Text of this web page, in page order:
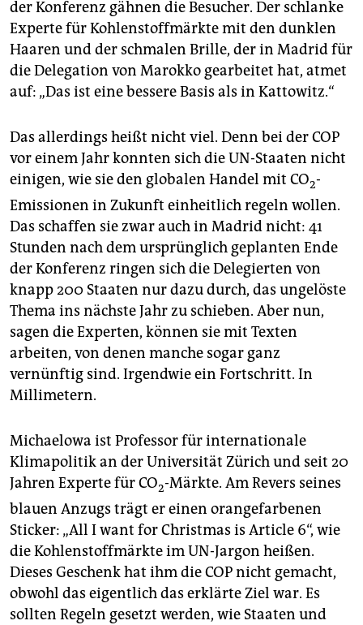
der Konferenz gähnen die Besucher. Der schlanke
Experte für Kohlenstoffmärkte mit den dunklen
Haaren und der schmalen Brille, der in Madrid für
die Delegation von Marokko gearbeitet hat, atmet
auf: „Das ist eine bessere Basis als in Kattowitz.“
Das allerdings heißt nicht viel. Denn bei der COP
vor einem Jahr konnten sich die UN-Staaten nicht
einigen, wie sie den globalen Handel mit CO2-
Emissionen in Zukunft einheitlich regeln wollen.
Das schaffen sie zwar auch in Madrid nicht: 41
Stunden nach dem ursprünglich geplanten Ende
der Konferenz ringen sich die Delegierten von
knapp 200 Staaten nur dazu durch, das ungelöste
Thema ins nächste Jahr zu schieben. Aber nun,
sagen die Experten, können sie mit Texten
arbeiten, von denen manche sogar ganz
vernünftig sind. Irgendwie ein Fortschritt. In
Millimetern.
Michaelowa ist Professor für internationale
Klimapolitik an der Universität Zürich und seit 20
Jahren Experte für CO2-Märkte. Am Revers seines
blauen Anzugs trägt er einen orangefarbenen
Sticker: „All I want for Christmas is Article 6“, wie
die Kohlenstoffmärkte im UN-Jargon heißen.
Dieses Geschenk hat ihm die COP nicht gemacht,
obwohl das eigentlich das erklärte Ziel war. Es
sollten Regeln gesetzt werden, wie Staaten und